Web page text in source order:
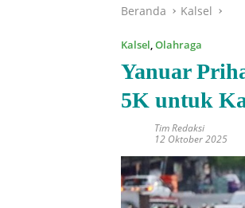
Beranda Kalsel
Kalsel,Olahraga
Yanuar
5K untuk
Tim Redaksi
12 Oktober 2025